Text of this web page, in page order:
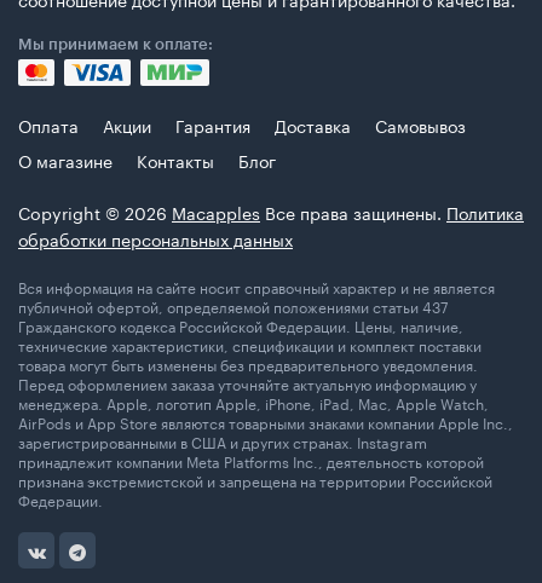
Мы принимаем к оплате:
Оплата Акции Гарантия Доставка
Самовывоз
О магазине
Контакты
Блог
Copyright © 2026 Macapples Все права защинены. Политика
обработки персональных данных
Вся информация на сайте носит справочный характер и не является
публичной офертой, определяемой положениями статьи 437
Гражданского кодекса Российской Федерации. Цены, наличие,
технические характеристики, спецификации и комплект поставки
товара могут быть изменены без предварительного уведомления.
Перед оформлением заказа уточняйте актуальную информацию у
менеджера. Apple, логотип Apple, iPhone, iPad, Mac, Apple Watch,
AirPods и App Store являются товарными знаками компании Apple Inc.,
зарегистрированными в США и других странах. Instagram
принадлежит компании Meta Platforms Inc., деятельность которой
признана экстремистской и запрещена на территории Российской
Федерации.